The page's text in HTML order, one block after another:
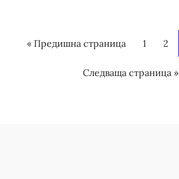
« Предишна страница
P
1
P
2
Следваща страница »